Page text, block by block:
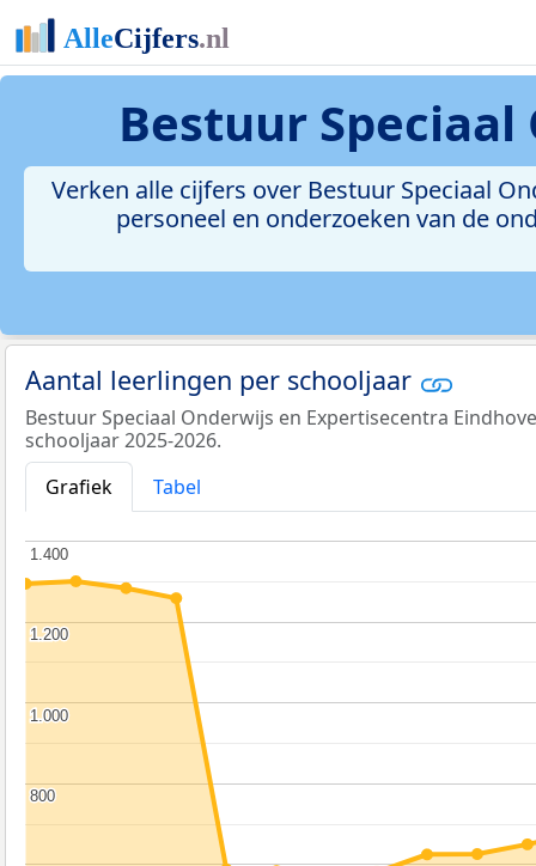
Bestuur
Verken alle cijfers over Bestuur Speciaal
personeel en onderzoeken van de
Aantal leerlingen per schooljaar
Bestuur Speciaal Onderwijs en Expertisecentra
schooljaar 2025-2026.
Grafiek
Tabel
800
800
1.000
1.000
1.200
1.200
1.400
1.400